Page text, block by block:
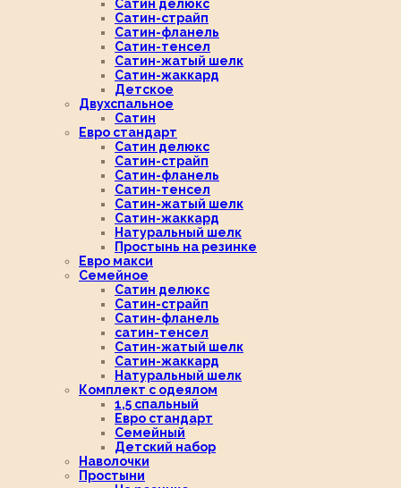
Сатин делюкс
Сатин-страйп
Сатин-фланель
Сатин-тенсел
Сатин-жатый шелк
Сатин-жаккард
Детское
Двухспальное
Сатин
Евро стандарт
Сатин делюкс
Сатин-страйп
Сатин-фланель
Сатин-тенсел
Сатин-жатый шелк
Сатин-жаккард
Натуральный шелк
Простынь на резинке
Евро макси
Семейное
Сатин делюкс
Сатин-страйп
Сатин-фланель
сатин-тенсел
Сатин-жатый шелк
Сатин-жаккард
Натуральный шелк
Комплект с одеялом
1,5 спальный
Евро стандарт
Семейный
Детский набор
Наволочки
Простыни